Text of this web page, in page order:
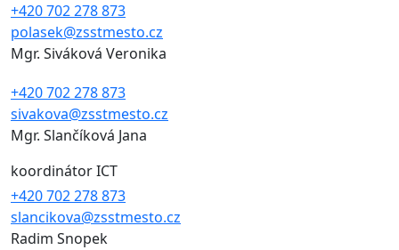
+420 702 278 873
polasek@zsstmesto.cz
Mgr. Siváková Veronika
+420 702 278 873
sivakova@zsstmesto.cz
Mgr. Slančíková Jana
koordinátor ICT
+420 702 278 873
slancikova@zsstmesto.cz
Radim Snopek